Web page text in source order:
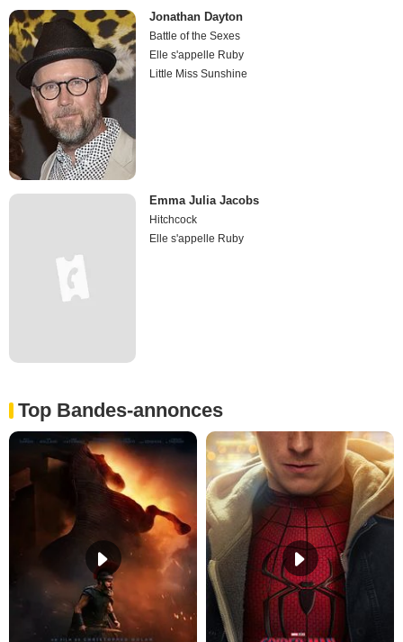
Jonathan Dayton
Battle of the Sexes
Elle s'appelle Ruby
Little Miss Sunshine
Emma Julia Jacobs
Hitchcock
Elle s'appelle Ruby
Top Bandes-annonces